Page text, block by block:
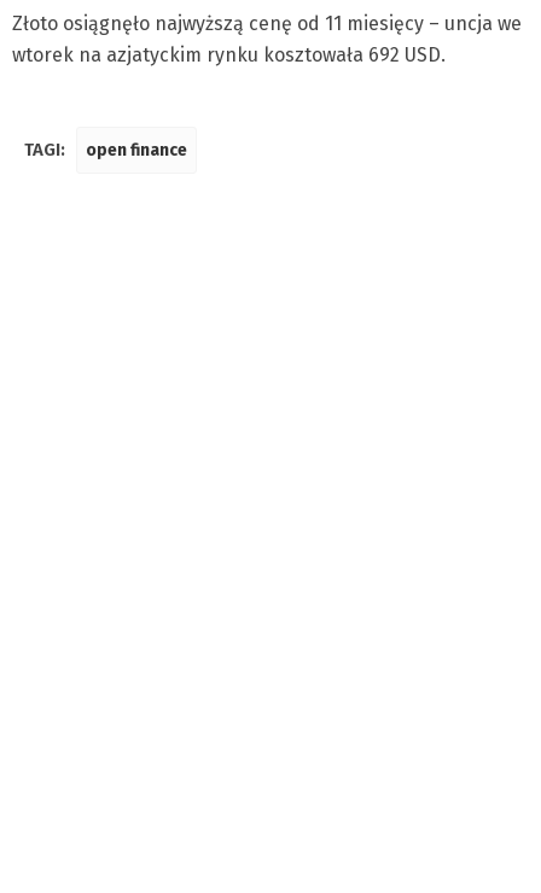
Złoto osiągnęło najwyższą cenę od 11 miesięcy – uncja we
wtorek na azjatyckim rynku kosztowała 692 USD.
TAGI: open finance